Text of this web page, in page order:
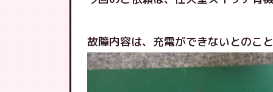
故障内容は、充電ができないとのこ